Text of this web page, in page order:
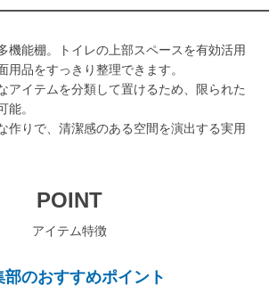
機能棚。トイレの上部スペースを有効活用
用品をすっきり整理できます。
アイテムを分類して置けるため、限られた
能。
作りで、清潔感のある空間を演出する実用
POINT
アイテム特徴
部のおすすめポイント